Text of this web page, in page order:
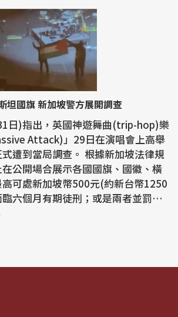
坦國旗 新加坡警方展開調查
日)指出，英國神遊舞曲(trip-hop)樂
Attack)」29日在演唱會上高舉
調查。 根據新加坡法律規
公開場合展示各國國旗、國徽、橫
可處新加坡幣500元(約新台幣1250
六個月有期徒刑；或是兩者並罰。